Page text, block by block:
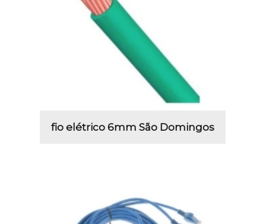
fio elétrico 6mm São Domingos